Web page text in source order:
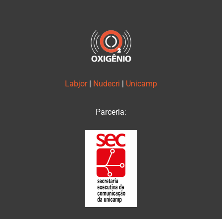
Labjor Nudecri Unicamp
Parceria: